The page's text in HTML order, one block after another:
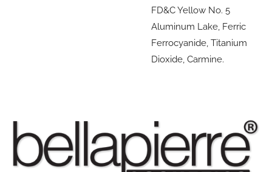
FD&C Yellow No. 5
Aluminum Lake, Ferric
Ferrocyanide, Titanium
Dioxide, Carmine.